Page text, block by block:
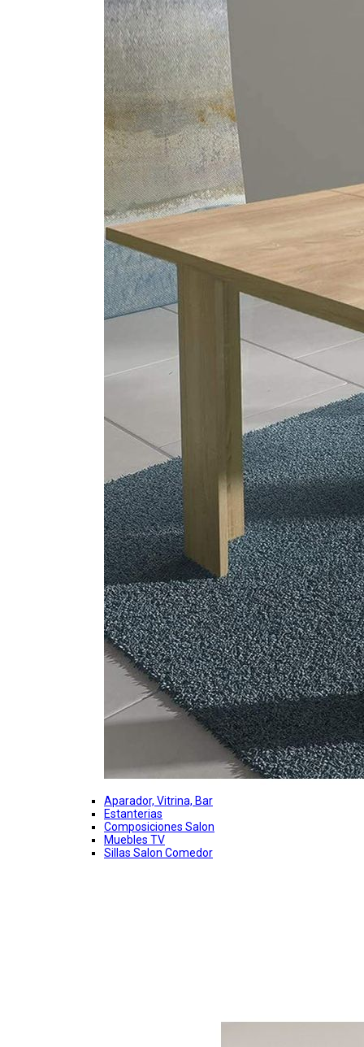
Aparador, Vitrina, Bar
Estanterias
Composiciones Salon
Muebles TV
Sillas Salon Comedor